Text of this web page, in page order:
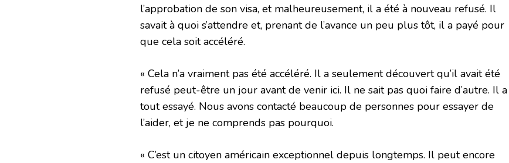
l’approbation de son visa, et malheureusement, il a été à nouveau refusé. Il
savait à quoi s’attendre et, prenant de l’avance un peu plus tôt, il a payé pour
que cela soit accéléré.
« Cela n’a vraiment pas été accéléré. Il a seulement découvert qu’il avait été
refusé peut-être un jour avant de venir ici. Il ne sait pas quoi faire d’autre. Il a
tout essayé. Nous avons contacté beaucoup de personnes pour essayer de
l’aider, et je ne comprends pas pourquoi.
« C’est un citoyen américain exceptionnel depuis longtemps. Il peut encore